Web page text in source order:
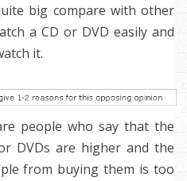
big compare with other
a CD or DVD easily and
it.
people who say that the
DVDs are higher and the
from buying them is too